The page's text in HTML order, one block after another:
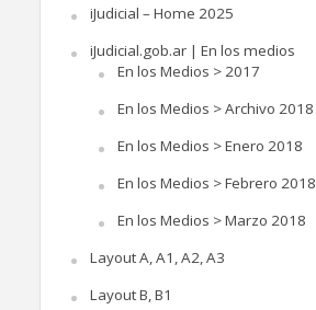
iJudicial – Home 2025
iJudicial.gob.ar | En los medios
En los Medios > 2017
En los Medios > Archivo 2018
En los Medios > Enero 2018
En los Medios > Febrero 2018
En los Medios > Marzo 2018
Layout A, A1, A2, A3
Layout B, B1